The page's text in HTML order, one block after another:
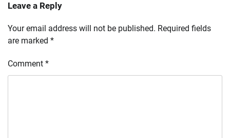
Leave a Reply
Your email address will not be published. Required fields
are marked *
Comment *